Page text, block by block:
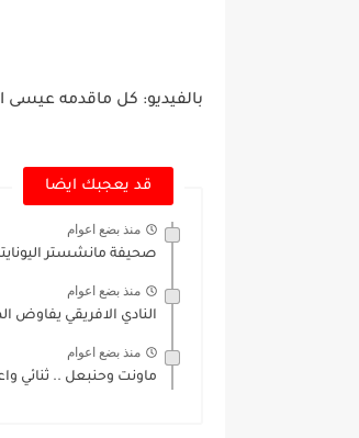
بالفيديو: كل ماقدمه عيسى
قد يعجبك ايضا
منذ بضع اعوام
صحيفة مانشستر
منذ بضع اعوام
النادي الافريقي يفاوض
منذ بضع اعوام
ماونت وحنبعل .. ثنائي